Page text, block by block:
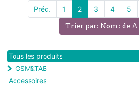
Préc. 1 2 3 4 5
Trier par: Nom : de A
Tous les produits
GSM&TAB
Accessoires